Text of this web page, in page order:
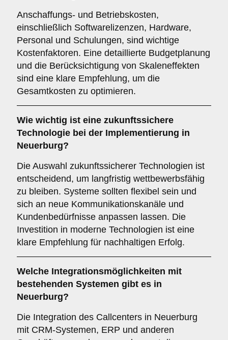
Anschaffungs- und Betriebskosten,
einschließlich Softwarelizenzen, Hardware,
Personal und Schulungen, sind wichtige
Kostenfaktoren. Eine detaillierte Budgetplanung
und die Berücksichtigung von Skaleneffekten
sind eine klare Empfehlung, um die
Gesamtkosten zu optimieren.
Wie wichtig ist eine zukunftssichere
Technologie bei der Implementierung in
Neuerburg?
Die Auswahl zukunftssicherer Technologien ist
entscheidend, um langfristig wettbewerbsfähig
zu bleiben. Systeme sollten flexibel sein und
sich an neue Kommunikationskanäle und
Kundenbedürfnisse anpassen lassen. Die
Investition in moderne Technologien ist eine
klare Empfehlung für nachhaltigen Erfolg.
Welche Integrationsmöglichkeiten mit
bestehenden Systemen gibt es in
Neuerburg?
Die Integration des Callcenters in Neuerburg
mit CRM-Systemen, ERP und anderen